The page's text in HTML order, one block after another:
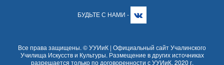
БУДЬТЕ С НАМИ -
Все права защищены. © УУИиК | Официальный сайт Учалинского
Училища Искусств и Культуры. Размещение в других источниках
разрешается только по договоренности с УУИиК. 2020 г.